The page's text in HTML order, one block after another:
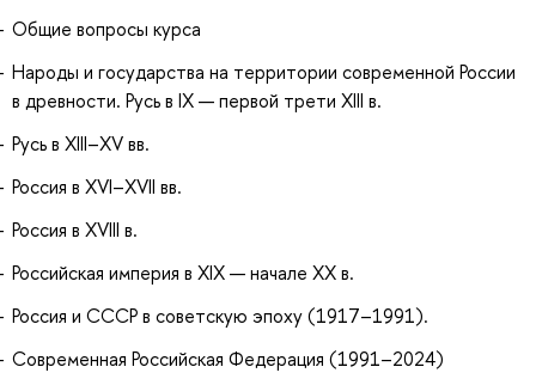
Общие вопросы курса
Народы и государства на территории современной России
в древности. Русь в IX — первой трети XIII в.
Русь в XIII–XV вв.
Россия в XVI–XVII вв.
Россия в XVIII в.
Российская империя в XIX — начале ХХ в.
Россия и СССР в советскую эпоху (1917–1991).
Современная Российская Федерация (1991–2024)